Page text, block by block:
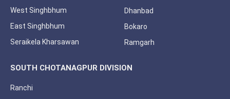
West Singhbhum
East Singhbhum
Seraikela Kharsawan
Dhanbad
Bokaro
Ramgarh
SOUTH CHOTANAGPUR DIVISION
Ranchi